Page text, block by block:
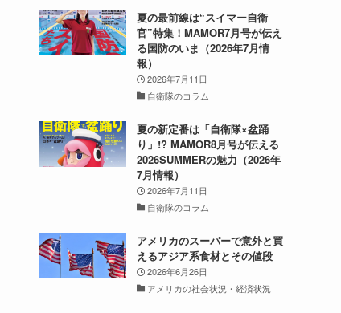
夏の最前線は“スイマー自衛
官”特集！MAMOR7月号が伝え
る国防のいま（2026年7月情
報）
2026年7月11日
自衛隊のコラム
夏の新定番は「自衛隊×盆踊
り」!? MAMOR8月号が伝える
2026SUMMERの魅力（2026年
7月情報）
2026年7月11日
自衛隊のコラム
アメリカのスーパーで意外と買
えるアジア系食材とその値段
2026年6月26日
アメリカの社会状況・経済状況